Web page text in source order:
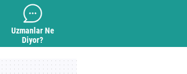
Uzmanlar Ne
Diyor?